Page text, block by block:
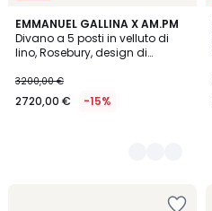
EMMANUEL GALLINA X AM.PM
Divano a 5 posti in velluto di
lino, Rosebury, design di
3200,00 €
2720,00 € -15%
5
Colori